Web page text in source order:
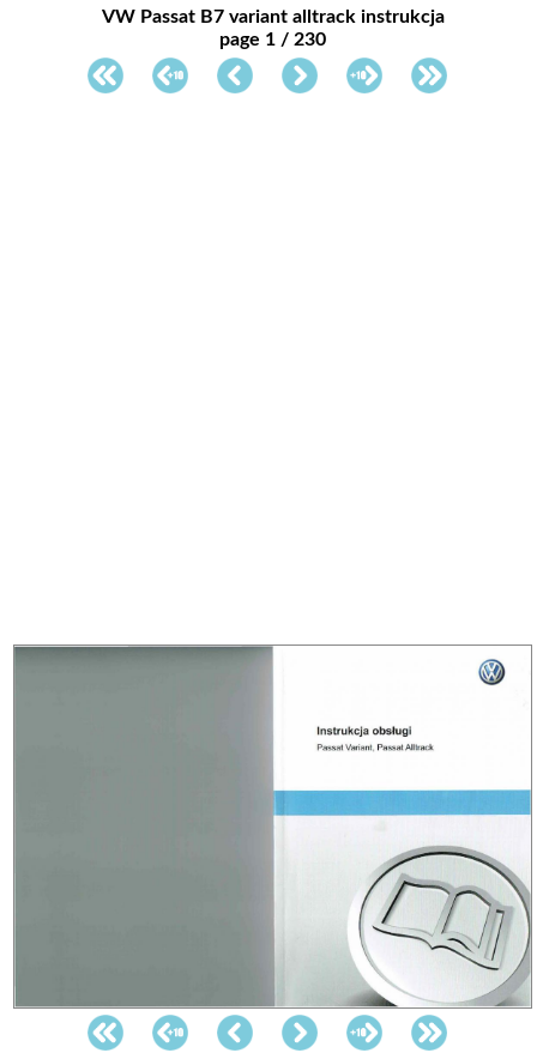
VW Passat B7 variant alltrack instrukcja
page 1 / 230